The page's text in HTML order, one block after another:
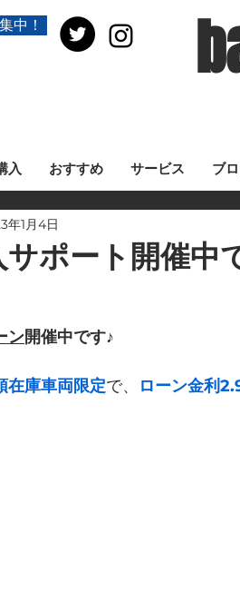
中！
入 おすすめ サービス ブ
ポート開催中
年1月4日
ン開催中です♪
在庫車両限定で、 ローン金利